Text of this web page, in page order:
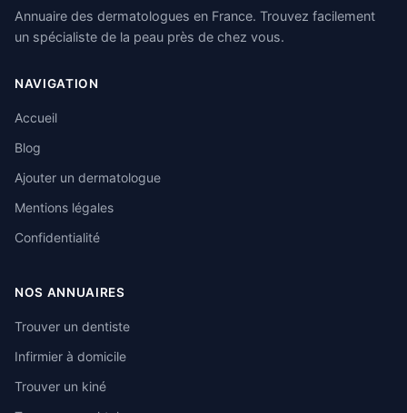
Annuaire des dermatologues en France. Trouvez facilement
un spécialiste de la peau près de chez vous.
NAVIGATION
Accueil
Blog
Ajouter un dermatologue
Mentions légales
Confidentialité
NOS ANNUAIRES
Trouver un dentiste
Infirmier à domicile
Trouver un kiné